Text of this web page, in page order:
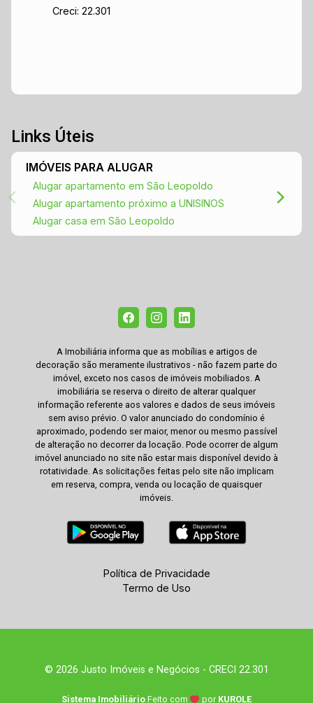
Creci: 22.301
Links Úteis
IMÓVEIS PARA ALUGAR
Alugar apartamento em São Leopoldo
Alugar apartamento próximo a UNISINOS
Alugar casa em São Leopoldo
A Imobiliária informa que as mobílias e artigos de
decoração são meramente ilustrativos - não fazem parte do
imóvel, exceto nos casos de imóveis mobiliados. A
imobiliária se reserva o direito de alterar qualquer
informação referente aos valores e dados de seus imóveis
sem aviso prévio. O valor anunciado do condomínio é
aproximado, podendo ser maior, menor ou mesmo passível
de alteração no decorrer da locação. Pode ocorrer de algum
imóvel anunciado no site não estar mais disponível devido à
rotatividade. As solicitações feitas pelo site não implicam
em reserva, compra, venda ou locação de quaisquer
imóveis.
Política de Privacidade
Termo de Uso
© 2026 Justo Imóveis e Negócios - CRECI 22.301
Sistema Imobiliário Feito com por KUROLE